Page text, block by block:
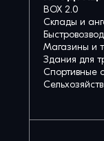
BOX 2.0
Склады и
Магазины и
Здания для
Спортивные